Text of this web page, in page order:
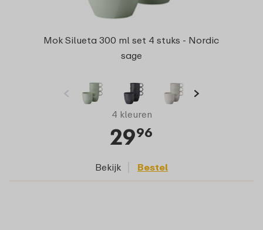
Mok Silueta 300 ml set 4 stuks - Nordic
sage
4 kleuren
2996
Bekijk Bestel